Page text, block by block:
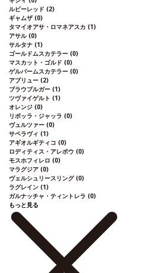
ルビーレッド (2)
ギャムザ (0)
タマイオアサ・ロマネアスカ (1)
アサル (0)
サルタナ (1)
ゴールドムスカテラー (0)
マスカット・ゴルド (0)
ゲルバームスカテラー (0)
アブリュー (2)
ブラウブルガー (1)
ツヴァイゲルト (1)
オレンジ (0)
リボッラ・ジャッラ (0)
ヴュルツァー (0)
サペラヴィ (1)
アギオルギティコ (0)
ロディティス・アレポウ (0)
モスホフィレロ (0)
マラグジア (0)
ヴェルシュリースリング (0)
ラグレイン (1)
ガルナッチャ・ティントレラ (0)
もっと見る